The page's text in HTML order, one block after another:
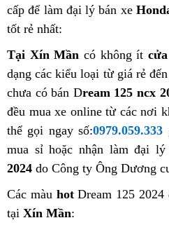
cấp để làm đại lý bán xe
tốt rẻ nhất:
Tại Xín Mần có không ít
dạng các kiểu loại từ giá rẻ
chưa có bán Dream 125 ncx
đều mua xe online từ các nơi
thể gọi ngay số:0979.059.333
mua sỉ hoặc nhận làm đại
2024 do Công ty Ông Dương
Các màu hotDream 125 2024
tại Xín Mần: